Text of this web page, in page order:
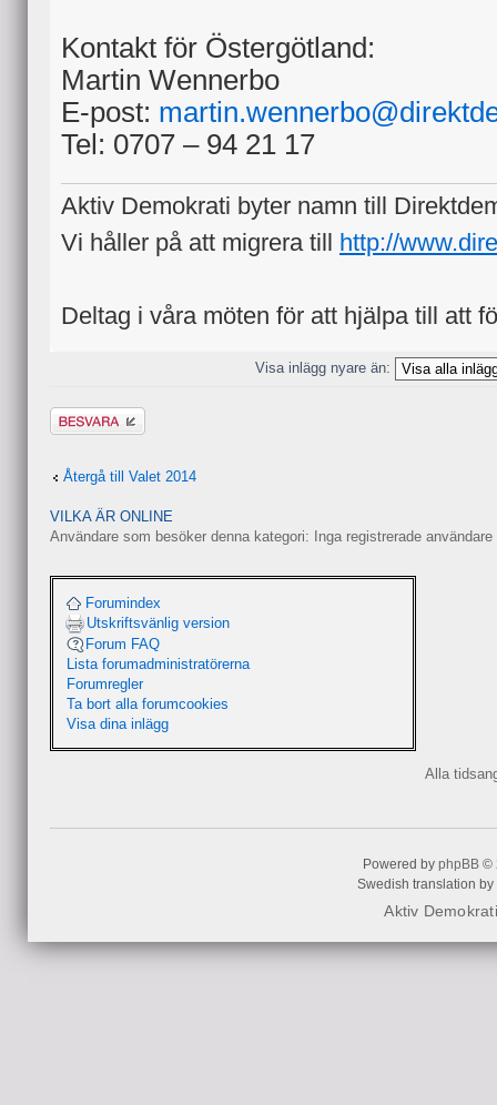
Kontakt för Östergötland:
Martin Wennerbo
E-post:
Tel: 0707 – 94 21 17
Aktiv Demokrati byter namn till
Vi håller på att migrera till http://
Deltag i våra möten för att hjälpa till att
Visa inlägg nyare än:
Besvara
Återgå till Valet 2014
VILKA ÄR ONLINE
Användare som besöker denna kategori: Inga registrerade
Forumindex
Utskriftsvänlig version
Forum FAQ
Lista forumadministratörerna
Forumregler
Ta bort alla forumcookies
Visa dina inlägg
Alla
Powered by phpBB©
Swedish translation by
Aktiv Demokrati